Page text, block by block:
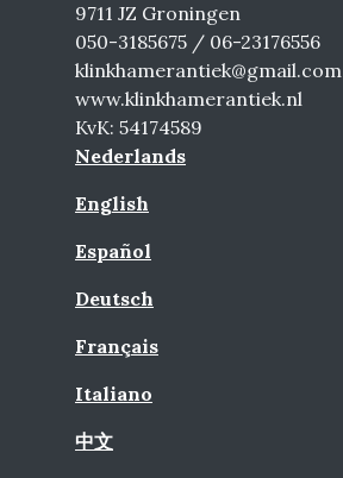
9711 JZ Groningen
050-3185675 / 06-23176556
klinkhamerantiek@gmail.com
www.klinkhamerantiek.nl
KvK: 54174589
Nederlands
English
Español
Deutsch
Français
Italiano
中文